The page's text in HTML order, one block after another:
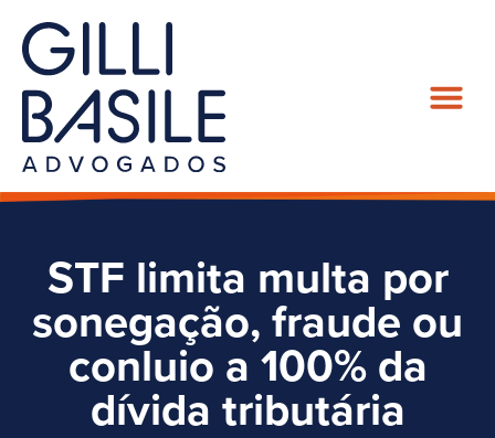
STF limita multa por
sonegação, fraude ou
conluio a 100% da
dívida tributária